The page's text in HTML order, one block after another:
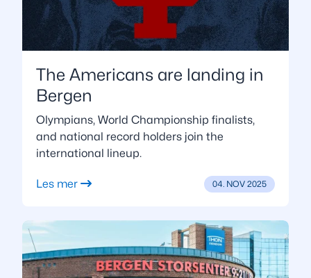
The Americans are landing in
Bergen
Olympians, World Championship finalists,
and national record holders join the
international lineup.
Les mer 04. NOV 2025